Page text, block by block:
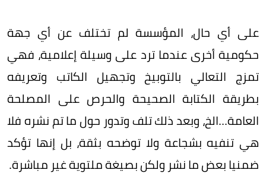
على أي حال، المؤسسة لم تختلف عن أي جهة
حكومية أخرى عندما ترد على وسيلة إعلامية، فهي
تمزج التعالي بالتوبيخ وتجهيل الكاتب وتعريفه
بطريقة الكتابة الصحيحة والحرص على المصلحة
العامة...الخ، وبعد ذلك تلف وتدور حول ما تم نشره فلا
هي تنفيه بشجاعة ولا توضحه بثقة، بل إنها تؤكد
ضمنيا بعض ما نشر ولكن بصيغة ملتوية غير مباشرة.